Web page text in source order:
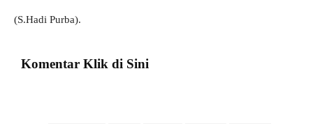
(S.Hadi Purba).
Komentar Klik di Sini